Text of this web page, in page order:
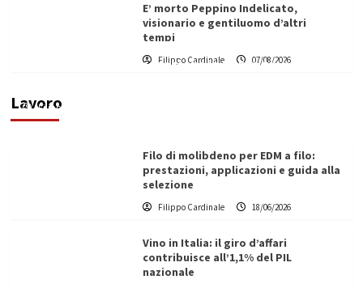
E’ morto Peppino Indelicato,
visionario e gentiluomo d’altri
tempi
Filippo Cardinale 07/08/2026
Lavoro
L’ingegnere saccense Buscarnera partner chiave
di un progetto transnazionale per la transizione
Filippo Cardinale
Filo di molibdeno per EDM a filo:
prestazioni, applicazioni e guida alla
selezione
Filippo Cardinale 18/06/2026
Vino in Italia: il giro d’affari
contribuisce all’1,1% del PIL
nazionale